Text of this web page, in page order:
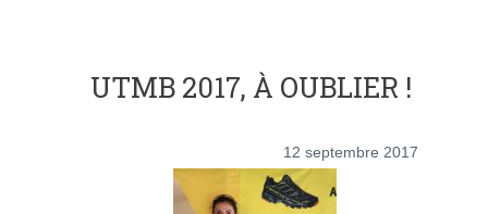
UTMB 2017, À OUBLIER !
12 septembre 2017